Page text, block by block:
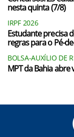
nesta quinta (7/8)
IRPF 2026
Estudante precisa
regras para o Pé-
BOLSA-AUXÍLIO DE
MPT da Bahia abre